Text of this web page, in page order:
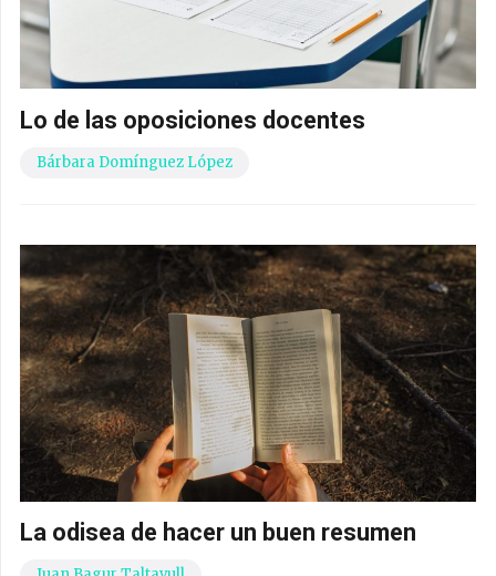
Lo de las oposiciones docentes
Bárbara Domínguez López
La odisea de hacer un buen resumen